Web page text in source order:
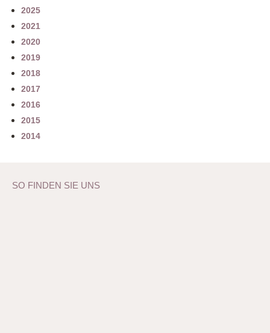
2025
2021
2020
2019
2018
2017
2016
2015
2014
SO FINDEN SIE UNS